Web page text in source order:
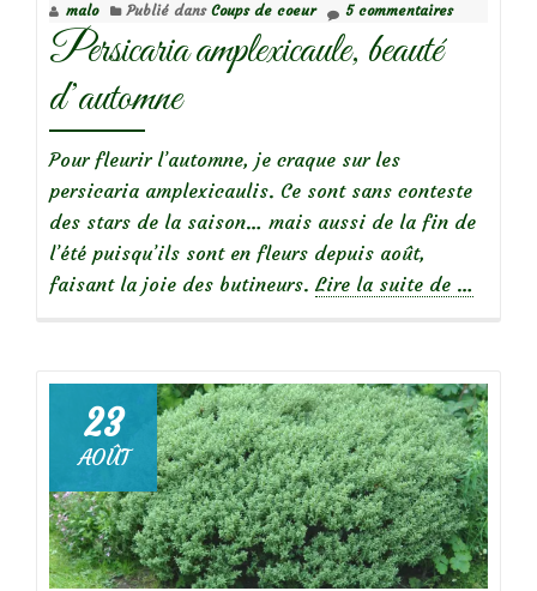
malo Publié dans Coups de coeur 5 commentaires
Persicaria amplexicaule, beauté
d’automne
Pour fleurir l’automne, je craque sur les
persicaria amplexicaulis. Ce sont sans conteste
des stars de la saison… mais aussi de la fin de
l’été puisqu’ils sont en fleurs depuis août,
faisant la joie des butineurs. Lire la suite de à
beauté
…
23
AOÛT